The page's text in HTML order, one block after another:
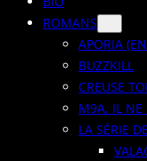
ROMANS
APORIA
BUZZKILL
CREUSE
M9A. IL NE
LA SÉRIE